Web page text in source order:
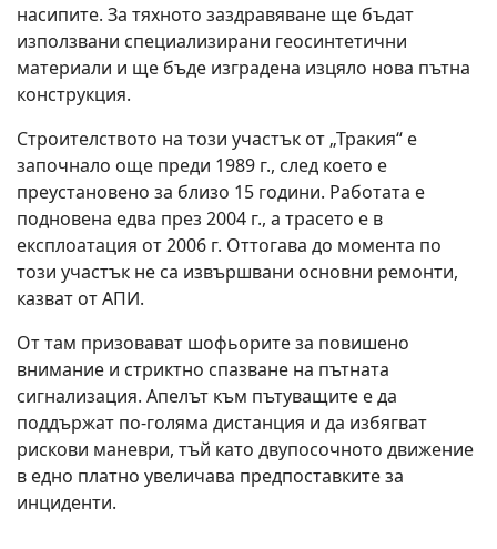
насипите. За тяхното заздравяване ще бъдат
използвани специализирани геосинтетични
материали и ще бъде изградена изцяло нова пътна
конструкция.
Строителството на този участък от „Тракия“ е
започнало още преди 1989 г., след което е
преустановено за близо 15 години. Работата е
подновена едва през 2004 г., а трасето е в
експлоатация от 2006 г. Оттогава до момента по
този участък не са извършвани основни ремонти,
казват от АПИ.
От там призовават шофьорите за повишено
внимание и стриктно спазване на пътната
сигнализация. Апелът към пътуващите е да
поддържат по-голяма дистанция и да избягват
рискови маневри, тъй като двупосочното движение
в едно платно увеличава предпоставките за
инциденти.